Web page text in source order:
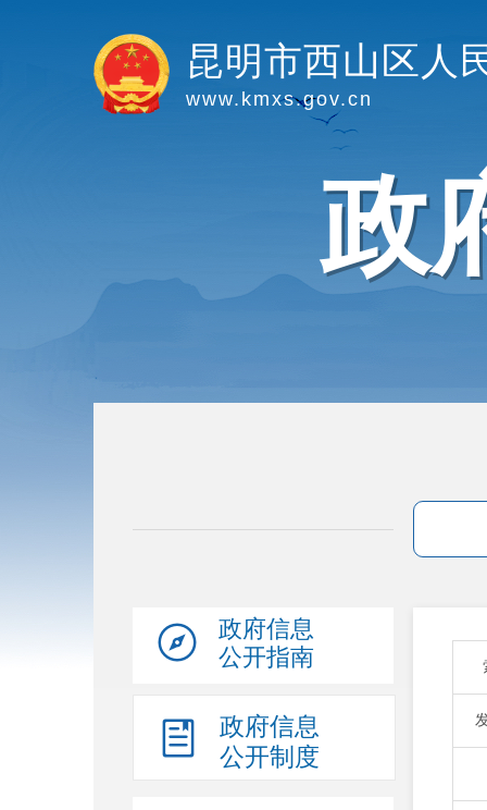
昆明市西山区人
www.kmxs.gov.cn
政
政府信息
公开指南
政府信息
公开制度